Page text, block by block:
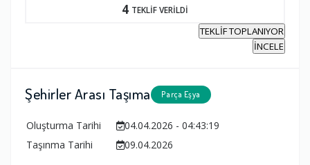
4 TEKLİF VERİLDİ
TEKLİF TOPLANIYOR
İNCELE
Şehirler Arası Taşıma Parça Eşya
Oluşturma Tarihi
04.04.2026 - 04:43:19
Taşınma Tarihi
09.04.2026